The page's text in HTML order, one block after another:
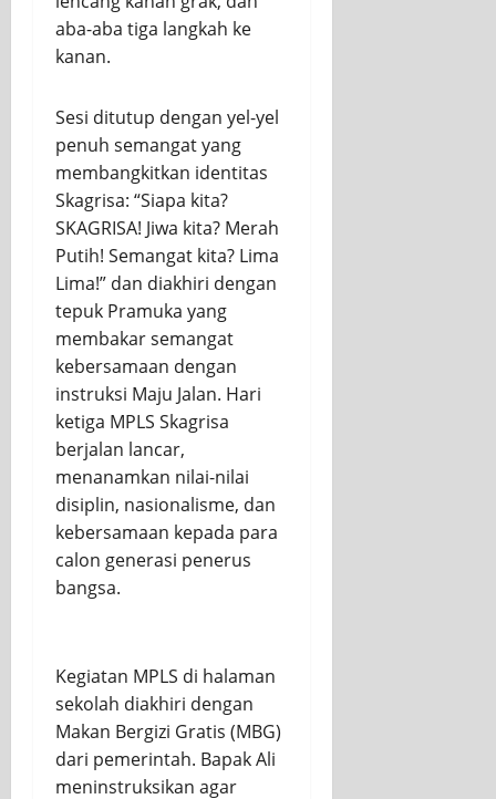
aba-aba tiga langkah ke
kanan.
Sesi ditutup dengan yel-yel
penuh semangat yang
membangkitkan identitas
Skagrisa: “Siapa kita?
SKAGRISA! Jiwa kita? Merah
Putih! Semangat kita? Lima
Lima!” dan diakhiri dengan
tepuk Pramuka yang
membakar semangat
kebersamaan dengan
instruksi Maju Jalan. Hari
ketiga MPLS Skagrisa
berjalan lancar,
menanamkan nilai-nilai
disiplin, nasionalisme, dan
kebersamaan kepada para
calon generasi penerus
bangsa.
Kegiatan MPLS di halaman
sekolah diakhiri dengan
Makan Bergizi Gratis (MBG)
dari pemerintah. Bapak Ali
meninstruksikan agar